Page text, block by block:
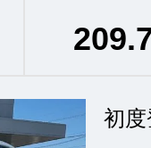
209
初